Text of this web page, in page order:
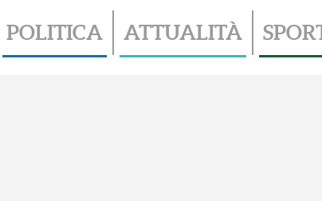
POLITICA ATTUALITÀ